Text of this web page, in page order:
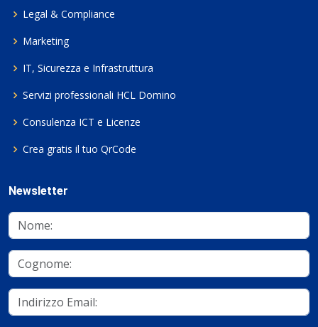
Legal & Compliance
Marketing
IT, Sicurezza e Infrastruttura
Servizi professionali HCL Domino
Consulenza ICT e Licenze
Crea gratis il tuo QrCode
Newsletter